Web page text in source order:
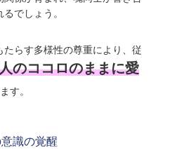
でしょう。
らす多様性の尊重により、従
のココロのままに愛
す。
識の覚醒